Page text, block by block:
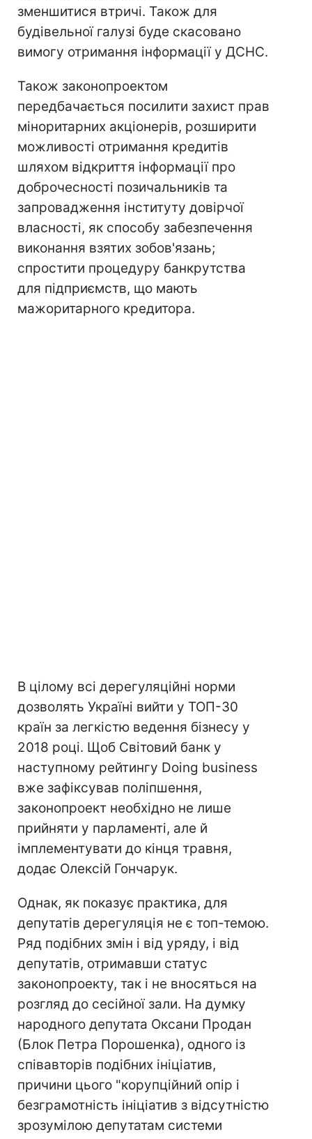
зменшитися втричі. Також для
будівельної галузі буде скасовано
вимогу отримання інформації у ДСНС.
Також законопроектом
передбачається посилити захист прав
міноритарних акціонерів, розширити
можливості отримання кредитів
шляхом відкриття інформації про
доброчесності позичальників та
запровадження інституту довірчої
власності, як способу забезпечення
виконання взятих зобов'язань;
спростити процедуру банкрутства
для підприємств, що мають
мажоритарного кредитора.
В цілому всі дерегуляційні норми
дозволять Україні вийти у ТОП-30
країн за легкістю ведення бізнесу у
2018 році. Щоб Світовий банк у
наступному рейтингу Doing business
вже зафіксував поліпшення,
законопроект необхідно не лише
прийняти у парламенті, але й
імплементувати до кінця травня,
додає Олексій Гончарук.
Однак, як показує практика, для
депутатів дерегуляція не є топ-темою.
Ряд подібних змін і від уряду, і від
депутатів, отримавши статус
законопроекту, так і не вносяться на
розгляд до сесійної зали. На думку
народного депутата Оксани Продан
(Блок Петра Порошенка), одного із
співавторів подібних ініціатив,
причини цього "корупційний опір і
безграмотність ініціатив з відсутністю
зрозумілою депутатам системи